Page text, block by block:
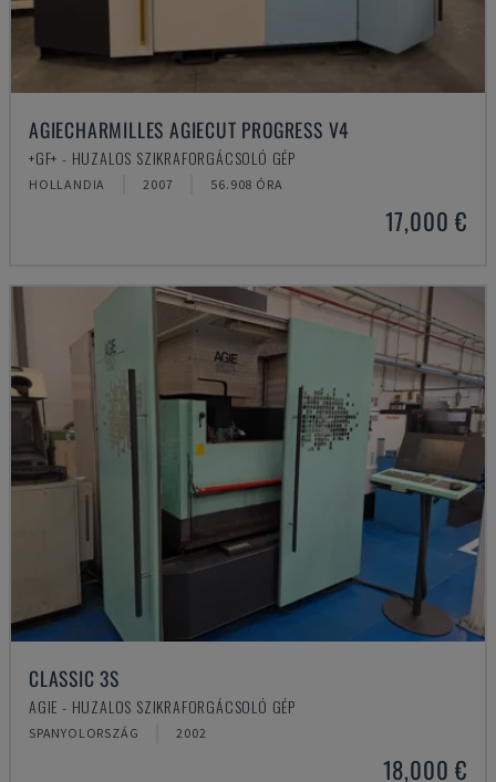
AGIECHARMILLES AGIECUT PROGRESS V4
+GF+ - HUZALOS SZIKRAFORGÁCSOLÓ GÉP
HOLLANDIA 2007 56.908 ÓRA
17,000 €
CLASSIC 3S
AGIE - HUZALOS SZIKRAFORGÁCSOLÓ GÉP
SPANYOLORSZÁG 2002
18,000 €